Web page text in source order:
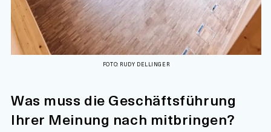
FOTO: RUDY DELLINGER
Was muss die Geschäftsführung
Ihrer Meinung nach mitbringen?